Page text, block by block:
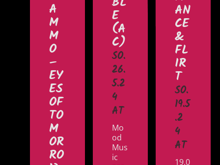
A
M
M
O
–
EY
ES
OF
TO
M
OR
RO
E
(A
C)
SO.
26.
5.2
4
AT
Mo
od
Mus
ic
AN
CE
&
FL
IR
T
SO.
19.5
.2
4
AT
19.0